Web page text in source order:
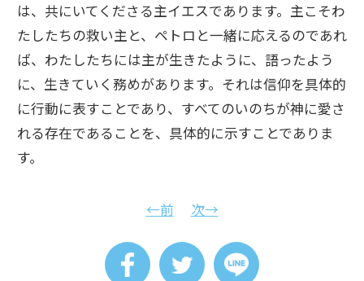
は、共にいてくださる主イエスであります。主こそわ
たしたちの救い主と、ペトロと一緒に応えるのであれ
ば、わたしたちには主が生きたように、語ったよう
に、生きていく務めがあります。それは信仰を具体的
に行動に表すことであり、すべてのいのちが神に愛さ
れる存在であることを、具体的に示すことでありま
す。
←前 次→